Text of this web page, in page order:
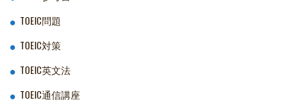
TOEIC問題
TOEIC対策
TOEIC英文法
TOEIC通信講座